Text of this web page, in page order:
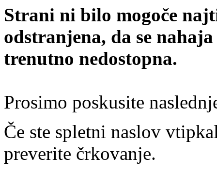
Strani ni bilo mogoče
odstranjena, da se
trenutno nedostopna.
Prosimo poskusite
Če ste spletni naslov
preverite črkovanje.